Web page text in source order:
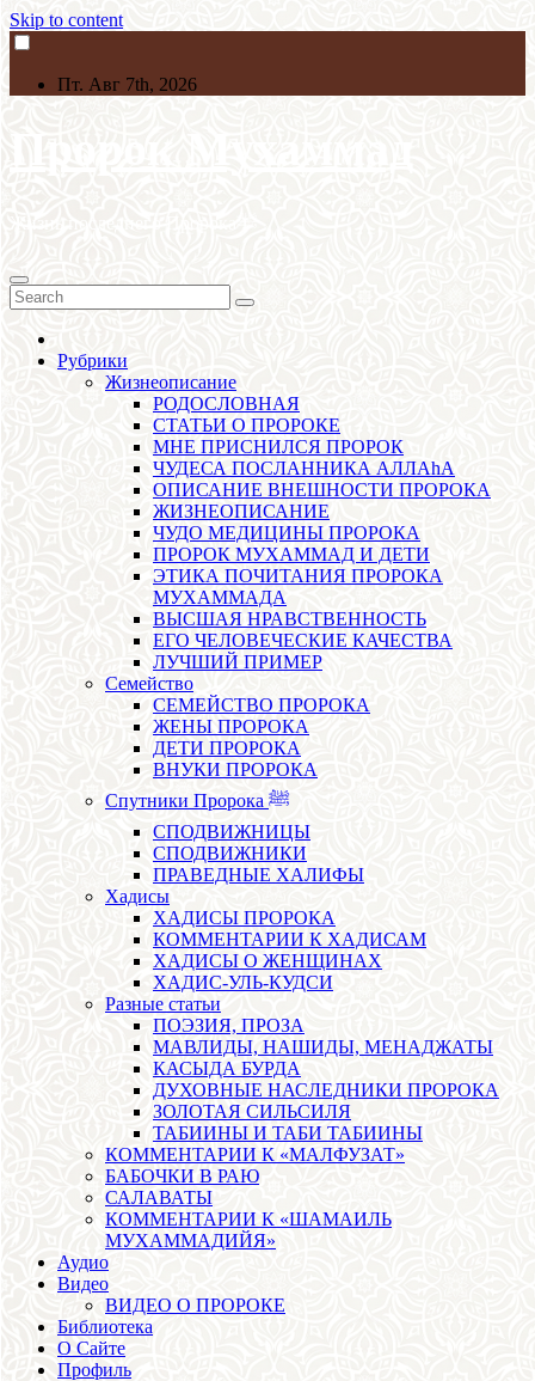
Skip to content
Пт. Авг 7th, 2026
Рубрики
Жизнеописание
РОДОСЛОВНАЯ
СТАТЬИ О ПРОРОКЕ
МНЕ ПРИСНИЛСЯ ПРОРОК
ЧУДЕСА ПОСЛАННИКА АЛЛАhА
ОПИСАНИЕ ВНЕШНОСТИ ПРОРОКА
ЖИЗНЕОПИСАНИЕ
ЧУДО МЕДИЦИНЫ ПРОРОКА
ПРОРОК МУХАММАД И ДЕТИ
ЭТИКА ПОЧИТАНИЯ ПРОРОКА
МУХАММАДА
ВЫСШАЯ НРАВСТВЕННОСТЬ
ЕГО ЧЕЛОВЕЧЕСКИЕ КАЧЕСТВА
ЛУЧШИЙ ПРИМЕР
Семейство
СЕМЕЙСТВО ПРОРОКА
ЖЕНЫ ПРОРОКА
ДЕТИ ПРОРОКА
ВНУКИ ПРОРОКА
Спутники Пророка ﷺ
СПОДВИЖНИЦЫ
СПОДВИЖНИКИ
ПРАВЕДНЫЕ ХАЛИФЫ
Хадисы
ХАДИСЫ ПРОРОКА
КОММЕНТАРИИ К ХАДИСАМ
ХАДИСЫ О ЖЕНЩИНАХ
ХАДИС-УЛЬ-КУДСИ
Разные статьи
ПОЭЗИЯ, ПРОЗА
МАВЛИДЫ, НАШИДЫ, МЕНАДЖАТЫ
КАСЫДА БУРДА
ДУХОВНЫЕ НАСЛЕДНИКИ ПРОРОКА
ЗОЛОТАЯ СИЛЬСИЛЯ
ТАБИИНЫ И ТАБИ ТАБИИНЫ
КОММЕНТАРИИ К «МАЛФУЗАТ»
БАБОЧКИ В РАЮ
САЛАВАТЫ
КОММЕНТАРИИ К «ШАМАИЛЬ
МУХАММАДИЙЯ»
Аудио
Видео
ВИДЕО О ПРОРОКЕ
Библиотека
О Сайте
Профиль